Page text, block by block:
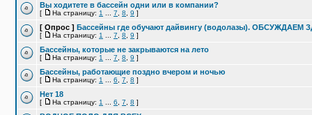
Вы ходитете в бассейн одни или в компании?
[ На страницу: 1 7 8 9 ]
[ Опрос ] Бассейны где обучают дайвингу (водолазы). ОБСУЖДАЕМ
[ На страницу: 1 7 8 9 ]
Бассейны, которые не закрываются на лето
[ На страницу: 1 7 8 9 ]
Бассейны, работающие поздно вчером и ночью
[ На страницу: 1 6 7 8 ]
Нет 18
[ На страницу: 1 6 7 8 ]